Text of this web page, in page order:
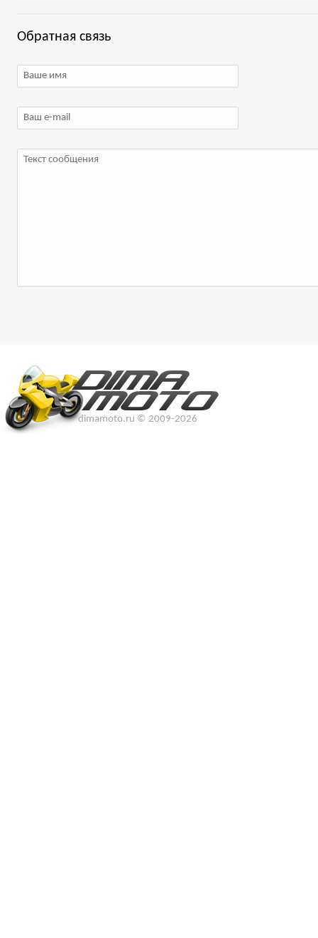
Обратная связь
dimamoto.ru © 2009-2026